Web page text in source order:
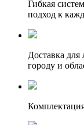
Гибкая
подход к
Доставка
городу и